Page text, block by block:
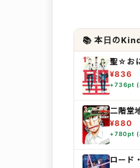
📚 本日の
聖☆お
¥836
+736pt
二階堂
¥880
+780pt
ロード